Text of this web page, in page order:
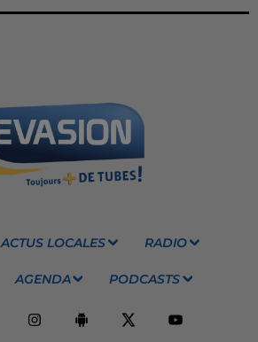
ACTUS LOCALES RADIO
AGENDA PODCASTS